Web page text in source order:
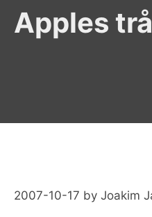
Apples
2007-10-17 by Joakim